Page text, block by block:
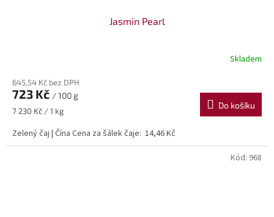
Jasmin Pearl
Skladem
645,54 Kč bez DPH
723 Kč / 100 g
Měrná
7 230 Kč / 1 kg
Do košíku
Zelený čaj | Čína Cena za šálek čaje: 14,46 Kč
Kód: 968